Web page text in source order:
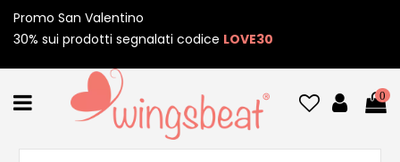
Promo San Valentino
30% sui prodotti segnalati codice LOVE30
0